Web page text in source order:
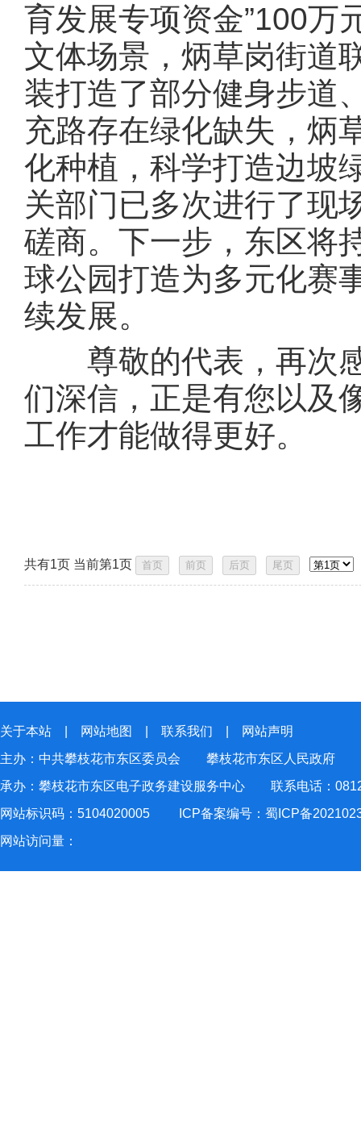
育发展专项资金”100万
文体场景，炳草岗街道
装打造了部分健身步道
充路存在绿化缺失，炳
化种植，科学打造边坡
关部门已多次进行了现
磋商。下一步，东区将
球公园打造为多元化赛
续发展。
尊敬的代表，再次感
们深信，正是有您以及
工作才能做得更好。
共有1页 当前第1页
关于本站 网站地图 联系我们
网站声明
主办：中共攀枝花市东区委员会 攀枝花市东区人民政府
承办：攀枝花市东区电子政务建设服务中心 联系电话：
网站标识码：5104020005
ICP备案编号：蜀ICP备
网站访问量：